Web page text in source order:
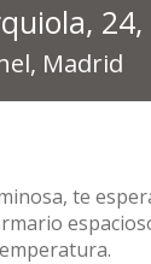
24,
Madrid
te